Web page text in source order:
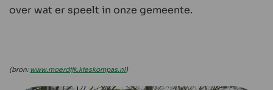
over wat er speelt in onze gemeente.
(bron: www.moerdijk.kieskompas.nl)